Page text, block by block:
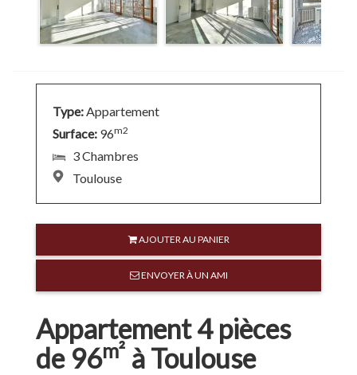
contacter
Espace
Client
Type:Appartement
Surface: 96m2
3 Chambres
Toulouse
AJOUTER AU PANIER
ENVOYER À UN AMI
Appartement 4 pièces
de 96m² à Toulouse